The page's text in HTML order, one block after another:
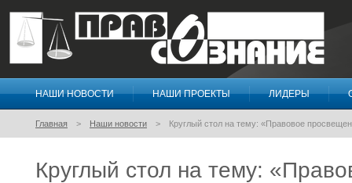
Правосознание
НАШИ НОВОСТИ НАШИ ПРОЕКТЫ ЛИДЕРЫ
Главная Наши новости Круглый стол на тему: «Правовое
Круглый стол на тему: